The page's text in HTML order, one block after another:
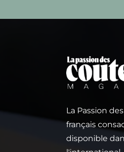
La Passion
français
disponible